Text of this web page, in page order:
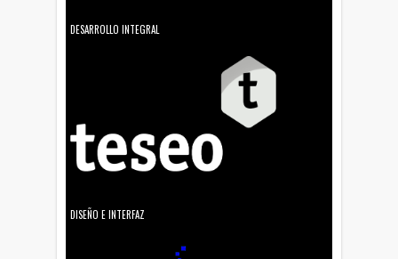
DESARROLLO INTEGRAL
DISEÑO E INTERFAZ